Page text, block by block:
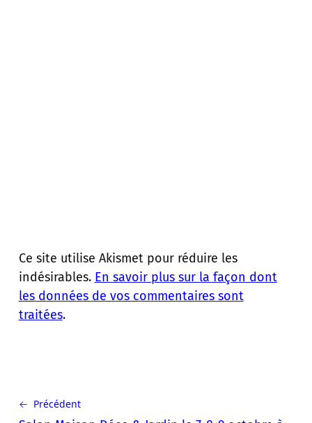
Ce site utilise Akismet pour réduire les
indésirables. En savoir plus sur la façon dont
les données de vos commentaires sont
traitées.
← Précédent